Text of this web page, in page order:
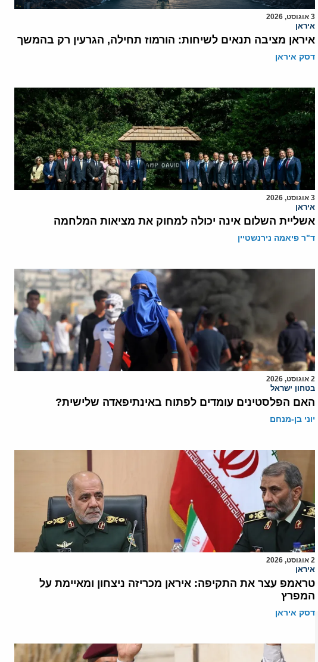
3 אוגוסט, 2026
איראן
איראן מציבה תנאים לשיחות: הורמוז תחילה, הגרעין רק בהמשך
דסק איראן
3 אוגוסט, 2026
איראן
אשליית השלום אינה יכולה למחוק את מציאות המלחמה
ד"ר פיאמה נירנשטיין
2 אוגוסט, 2026
בטחון ישראל
האם הפלסטינים עומדים לפתוח באינתיפאדה שלישית?
יוני בן-מנחם
2 אוגוסט, 2026
איראן
טראמפ עצר את התקיפה: איראן מכריזה ניצחון ומאיימת על
המפרץ
דסק איראן